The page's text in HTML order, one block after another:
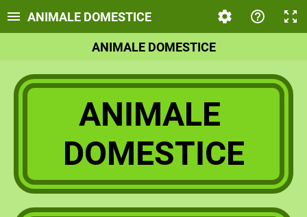
ANIMALE DOMESTICE
ANIMALE DOMESTICE
ANIMALE
DOMESTICE